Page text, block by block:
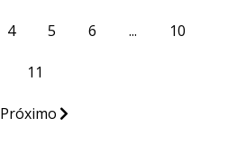
4 5 6 ... 10
11
Próximo